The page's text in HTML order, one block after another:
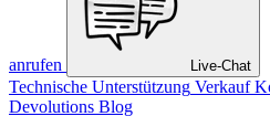
anrufen Live-Chat
Technische Unterstützung Verkauf
Devolutions Blog